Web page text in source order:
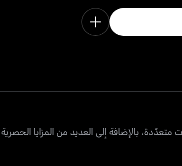
بالإضافة إلى العديد من المزايا الحصرية